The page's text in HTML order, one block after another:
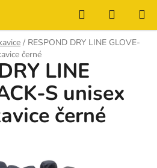
Hľadať
KOŠÍK
/ RESPOND DRY LINE GLOVE-
černé
LINE
S unisex
černé